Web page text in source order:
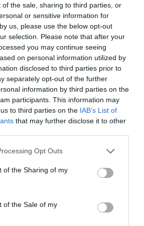
of the sale, sharing to third parties, or
or sensitive information for
us, please use the below opt-out
selection. Please note that after your
you may continue seeing
on personal information utilized by
disclosed to third parties prior to
separately opt-out of the further
information by third parties on the
participants. This information may
to third parties on the IAB’s List of
that may further disclose it to other
Opt Outs
of the Sharing of my
of the Sale of my
Stanley Whitney, που θα
της γκαλερί στην Αθήνα στις 2
για την πρώτη ατομική
Whitney στην Ελλάδα μετά τη
14, το 2017. Ο τίτλος
την αθωότητα του αρκαδικού
συνύπαρξη με τη φύση.
θεμάτων ή
οι ζωηρές αυτές αφαιρέσεις
σε μια ενισχυμένη εμπειρία
αντίληψης.
του Τομ Σόγιερ – Θέατρο
επιστρέφουν στη σκηνή
Τομ Σόγιερ» σε σκηνοθεσία